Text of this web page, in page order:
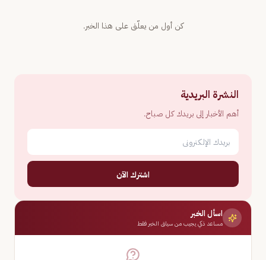
كن أول من يعلّق على هذا الخبر.
النشرة البريدية
أهم الأخبار إلى بريدك كل صباح.
اشترك الآن
اسأل الخبر
مساعد ذكي يجيب من سياق الخبر فقط